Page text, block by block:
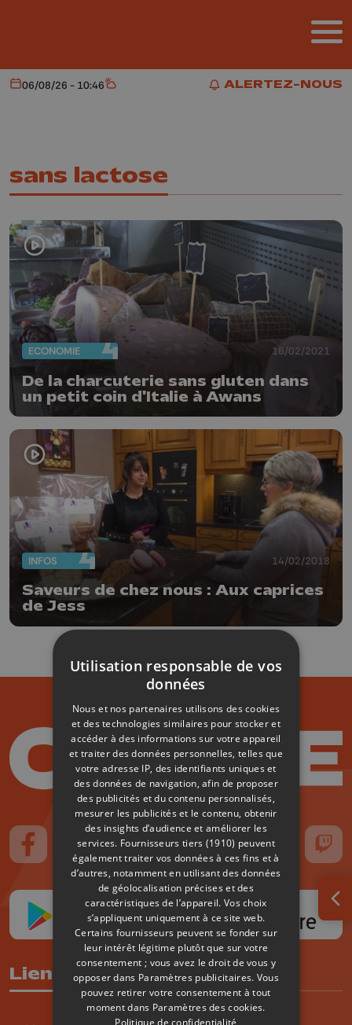
ALERTEZ-NOUS
ALERTEZ-NOUS
Aujourd'hui
06/08/26 - 10:46 Météo
sans lactose
ECONOMIE 16/02/2021
De la charcuterie sans gluten dans
un petit coin d'Italie à Awans
INFOS 14/02/2018
Saveurs de chez nous : Aux caprices
de Jess
Suivez-nous sur FaceBook
Suivez-nous sur Instagram
Suivez-nous sur TikTok
Suivez-nous sur YouTube
Suivez-nous
Liens utiles
Utilisation responsable de vos
données
Nous et nos partenaires utilisons des cookies
et des technologies similaires pour stocker et
accéder à des informations sur votre appareil
et traiter des données personnelles, telles que
votre adresse IP, des identifiants uniques et
des données de navigation, afin de proposer
des publicités et du contenu personnalisés,
mesurer les publicités et le contenu, obtenir
des insights d’audience et améliorer les
services. Fournisseurs tiers (1910) peuvent
également traiter vos données à ces fins et à
d’autres, notamment en utilisant des données
de géolocalisation précises et des
caractéristiques de l’appareil. Vos choix
s’appliquent uniquement à ce site web.
Certains fournisseurs peuvent se fonder sur
leur intérêt légitime plutôt que sur votre
consentement ; vous avez le droit de vous y
opposer dans Paramètres publicitaires. Vous
pouvez retirer votre consentement à tout
moment dans Paramètres des cookies.
Politique de confidentialité